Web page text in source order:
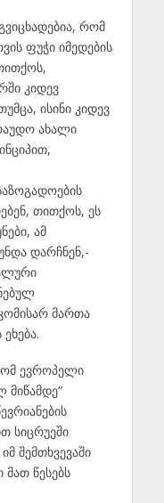
რომ
ფუჭი იმედების
კიდევ
ისინი კიდევ
ახალი
თითქოს, ეს
ამ
დარჩნენ,-
მართა
ევროპელი
მიწამდე”
სიცრუეში
შემთხვევაში
წესებს